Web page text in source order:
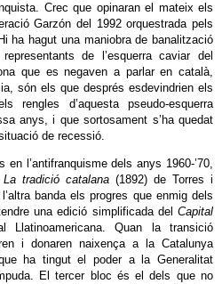
Crec que opinaran el mateix els
Garzón del 1992 orquestrada pels
ha hagut una maniobra de banalització
de l’esquerra caviar del
que es negaven a parlar en català,
són els que després esdevindrien els
rengles d’aquesta pseudo-esquerra
anys, i que sortosament s’ha quedat
de recessió.
l’antifranquisme dels anys 1960-’70,
La tradició catalana(1892) de Torres i
banda els progres que enmig dels
una edició simplificada del Capital
Llatinoamericana. Quan la transició
i donaren naixença a la Catalunya
ha tingut el poder a la Generalitat
El tercer bloc és el dels que no